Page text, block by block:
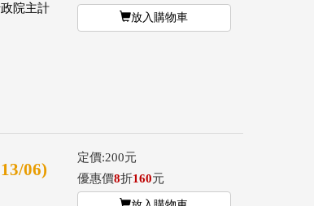
院主計
放入購物車
06)
定價:200元
優惠價8折160元